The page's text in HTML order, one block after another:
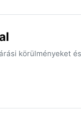
körülményeket